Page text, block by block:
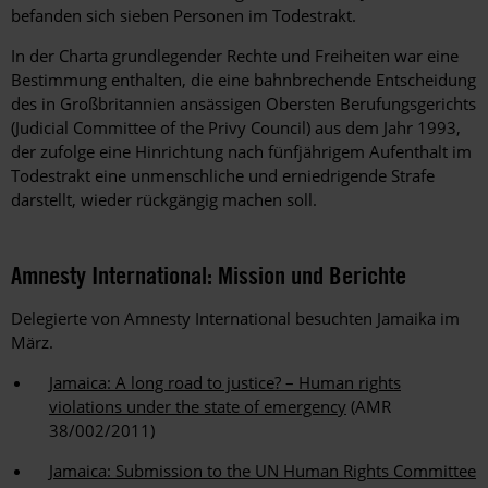
befanden sich sieben Personen im Todestrakt.
In der Charta grundlegender Rechte und Freiheiten war eine
Bestimmung enthalten, die eine bahnbrechende Entscheidung
des in Großbritannien ansässigen Obersten Berufungsgerichts
(Judicial Committee of the Privy Council) aus dem Jahr 1993,
der zufolge eine Hinrichtung nach fünfjährigem Aufenthalt im
Todestrakt eine unmenschliche und erniedrigende Strafe
darstellt, wieder rückgängig machen soll.
Amnesty International: Mission und Berichte
Delegierte von Amnesty International besuchten Jamaika im
März.
Jamaica: A long road to justice? – Human rights
violations under the state of emergency (AMR
38/002/2011)
Jamaica: Submission to the UN Human Rights Committee